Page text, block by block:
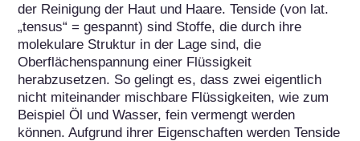
der Reinigung der Haut und Haare. Tenside (von lat.
„tensus“ = gespannt) sind Stoffe, die durch ihre
molekulare Struktur in der Lage sind, die
Oberflächenspannung einer Flüssigkeit
herabzusetzen. So gelingt es, dass zwei eigentlich
nicht miteinander mischbare Flüssigkeiten, wie zum
Beispiel Öl und Wasser, fein vermengt werden
können. Aufgrund ihrer Eigenschaften werden Tenside